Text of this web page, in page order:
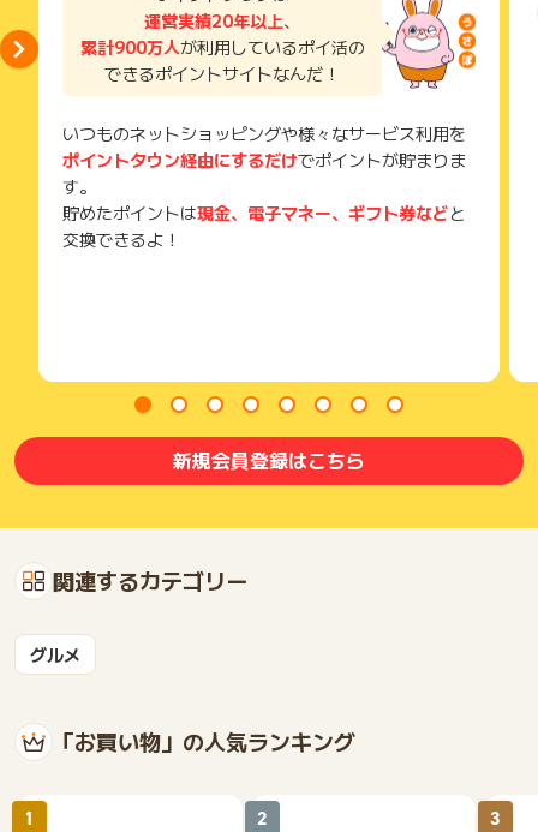
ご注意ください。
(※) SafariやChromeなどwebサイトを表示するアプリのこと
運営実績20年以上、
累計900万人が利用しているポイ活の
できるポイントサイトなんだ！
いつものネットショッピングや様々なサービス利用を
ポイントタウン経由にするだけでポイントが貯まりま
す。
貯めたポイントは現金、電子マネー、ギフト券などと
交換できるよ！
新規会員登録はこちら
関連するカテゴリー
グルメ
「お買い物」の人気ランキング
1 2 3